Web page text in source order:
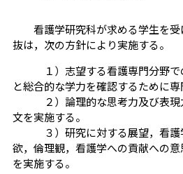
看護学研究科が求める学生を受
抜は，次の方針により実施する。
１）志望する看護専門分野で
と総合的な学力を確認するために専
２）論理的な思考力及び表現
文を実施する。
３）研究に対する展望，看護
欲，倫理観，看護学への貢献への
を実施する。